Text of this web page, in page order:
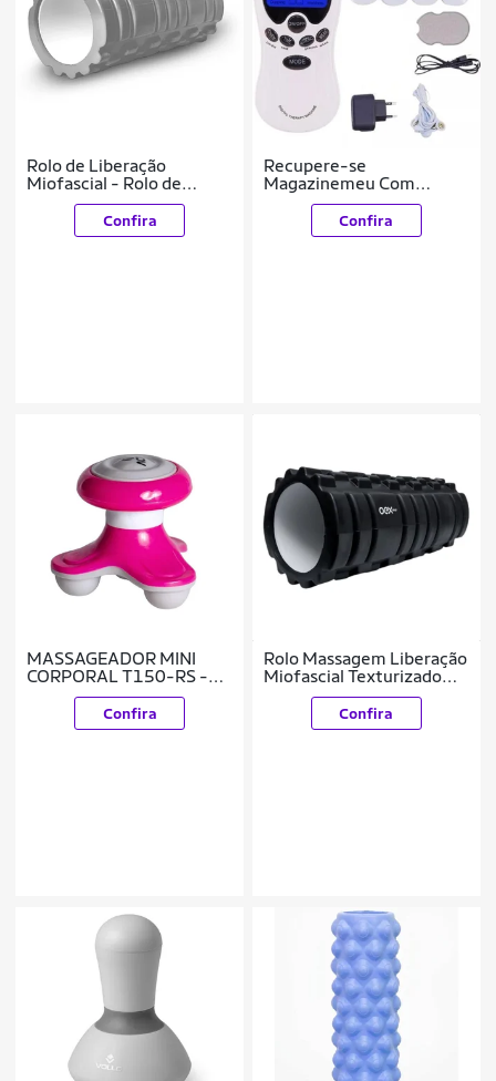
Rolo de Liberação
Miofascial - Rolo de
Massagem Rigido 34cm -
Cinza e Branco T141-C -
Acte Sports
Confira
Recupere-se
Magazinemeu Com
Eficiência Aparelho de
Fisioterapia Muscular
Digital
Confira
MASSAGEADOR MINI
CORPORAL T150-RS -
ROSA/BRANCO U
Confira
Rolo Massagem Liberação
Miofascial Texturizado
Rm10
Confira